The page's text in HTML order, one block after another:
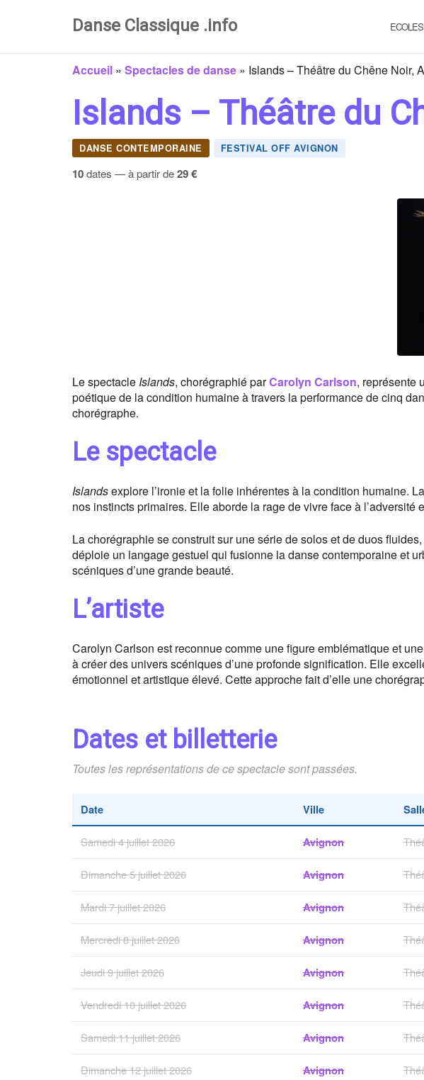
Danse Classique .info ECOLES
Accueil » Spectacles de danse » Islands – Théâtre du Chêne Noir,
Islands – Théâtre du
DANSE CONTEMPORAINE FESTIVAL OFF AVIGNON
10dates — à partir de29 €
Le spectacle Islands, chorégraphié parCarolyn Carlson, représente
poétique de la condition humaine à travers la performance de cinq
chorégraphe.
Le spectacle
Islandsexplore l’ironie et la folie inhérentes à la condition humaine.
nos instincts primaires. Elle aborde la rage de vivre face à
La chorégraphie se construit sur une série de solos et de duos
déploie un langage gestuel qui fusionne la danse contemporaine et
scéniques d’une grande beauté.
L’artiste
Carolyn Carlson est reconnue comme une figure emblématique et
à créer des univers scéniques d’une profonde signification. Elle
émotionnel et artistique élevé. Cette approche fait d’elle une
Dates et billetterie
Toutes les représentations de ce spectacle sont passées.
Date Ville
Samedi 4 juillet 2026 Avignon
Dimanche 5 juillet 2026 Avignon
Mardi 7 juillet 2026 Avignon
Mercredi 8 juillet 2026 Avignon
Jeudi 9 juillet 2026 Avignon
Vendredi 10 juillet 2026 Avignon
Samedi 11 juillet 2026 Avignon
Dimanche 12 juillet 2026 Avignon